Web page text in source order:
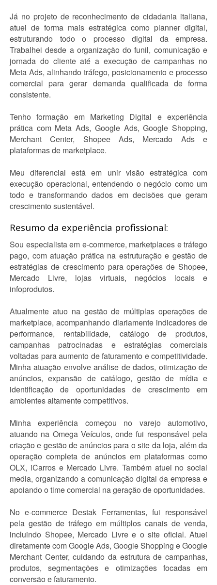
Já no projeto de reconhecimento de cidadania italiana,
atuei de forma mais estratégica como planner digital,
estruturando todo o processo digital da empresa.
Trabalhei desde a organização do funil, comunicação e
jornada do cliente até a execução de campanhas no
Meta Ads, alinhando tráfego, posicionamento e processo
comercial para gerar demanda qualificada de forma
consistente.
Tenho formação em Marketing Digital e experiência
prática com Meta Ads, Google Ads, Google Shopping,
Merchant Center, Shopee Ads, Mercado Ads e
plataformas de marketplace.
Meu diferencial está em unir visão estratégica com
execução operacional, entendendo o negócio como um
todo e transformando dados em decisões que geram
crescimento sustentável.
Resumo da experiência profissional:
Sou especialista em e-commerce, marketplaces e tráfego
pago, com atuação prática na estruturação e gestão de
estratégias de crescimento para operações de Shopee,
Mercado Livre, lojas virtuais, negócios locais e
infoprodutos.
Atualmente atuo na gestão de múltiplas operações de
marketplace, acompanhando diariamente indicadores de
performance, rentabilidade, catálogo de produtos,
campanhas patrocinadas e estratégias comerciais
voltadas para aumento de faturamento e competitividade.
Minha atuação envolve análise de dados, otimização de
anúncios, expansão de catálogo, gestão de mídia e
identificação de oportunidades de crescimento em
ambientes altamente competitivos.
Minha experiência começou no varejo automotivo,
atuando na Omega Veículos, onde fui responsável pela
criação e gestão de anúncios para o site da loja, além da
operação completa de anúncios em plataformas como
OLX, iCarros e Mercado Livre. Também atuei no social
media, organizando a comunicação digital da empresa e
apoiando o time comercial na geração de oportunidades.
No e-commerce Destak Ferramentas, fui responsável
pela gestão de tráfego em múltiplos canais de venda,
incluindo Shopee, Mercado Livre e o site oficial. Atuei
diretamente com Google Ads, Google Shopping e Google
Merchant Center, cuidando da estrutura de campanhas,
produtos, segmentações e otimizações focadas em
conversão e faturamento.